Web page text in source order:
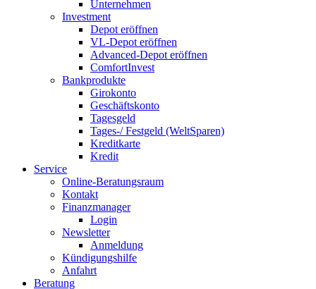
Unternehmen
Investment
Depot eröffnen
VL-Depot eröffnen
Advanced-Depot eröffnen
ComfortInvest
Bankprodukte
Girokonto
Geschäftskonto
Tagesgeld
Tages-/ Festgeld (WeltSparen)
Kreditkarte
Kredit
Service
Online-Beratungsraum
Kontakt
Finanzmanager
Login
Newsletter
Anmeldung
Kündigungshilfe
Anfahrt
Beratung